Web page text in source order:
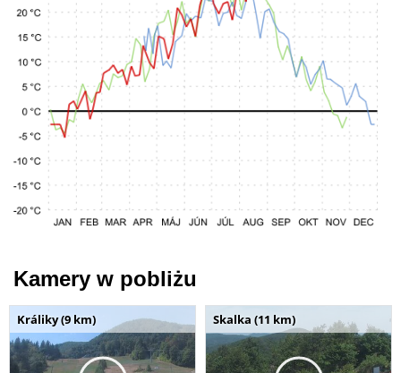
Kamery w pobliżu
Králiky (9 km) Skalka (11 km)